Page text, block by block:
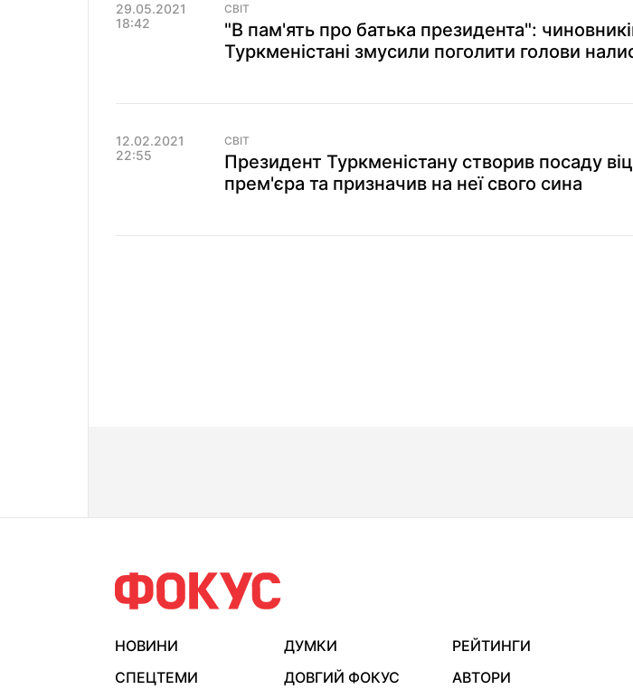
29.05.2021
18:42
СВІТ
"В пам'ять про батька президента":
Туркменістані змусили поголити голови
12.02.2021
22:55
СВІТ
Президент Туркменістану створив посаду
прем'єра та призначив на неї свого сина
НОВИНИ ДУМКИ
РЕЙТИНГИ
СПЕЦТЕМИ
ДОВГИЙ ФОКУС
АВТОРИ